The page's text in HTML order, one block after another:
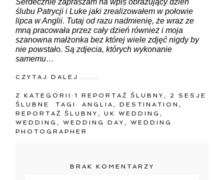
ślubu Patrycji i Luke jaki zrealizowałem w połowie
lipca w Anglii. Tutaj od razu nadmienię, że wraz ze
mną pracowała przez cały dzień również i moja
szanowna małżonka bez której wiele zdjęć nigdy by
nie powstało. Są zdjecia, których wykonanie
samemu…
CZYTAJ DALEJ ......
Z KATEGORII:1 REPORTAŻ ŚLUBNY
2 SESJE
ŚLUBNE
TAGI:ANGLIA ,DESTINATION
REPORTAŻ ŚLUBNY
,UK WEDDING
WEDDING
,WEDDING DAY ,WEDDING
PHOTOGRAPHER
BRAK KOMENTARZY